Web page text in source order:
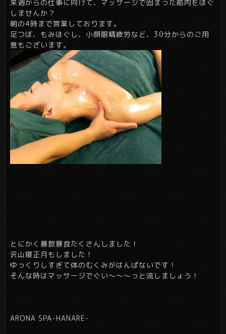
来週からの仕事に向けて、マッサージで固まった筋肉をほぐ
しませんか？
朝の4時まで営業しております。
足つぼ、もみほぐし、小顔眼精疲労など、30分からのご用
意もございます。
とにかく暴飲暴食たくさんしました！
沢山寝正月もしました！
ゆっくりしすぎて体のむくみがはんぱないです！
そんな時はマッサージでぐい～～～っと流しましょう！
ARONA SPA-HANARE-